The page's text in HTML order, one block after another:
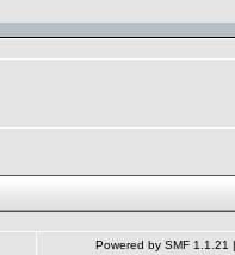
Powered by SMF 1.1.21